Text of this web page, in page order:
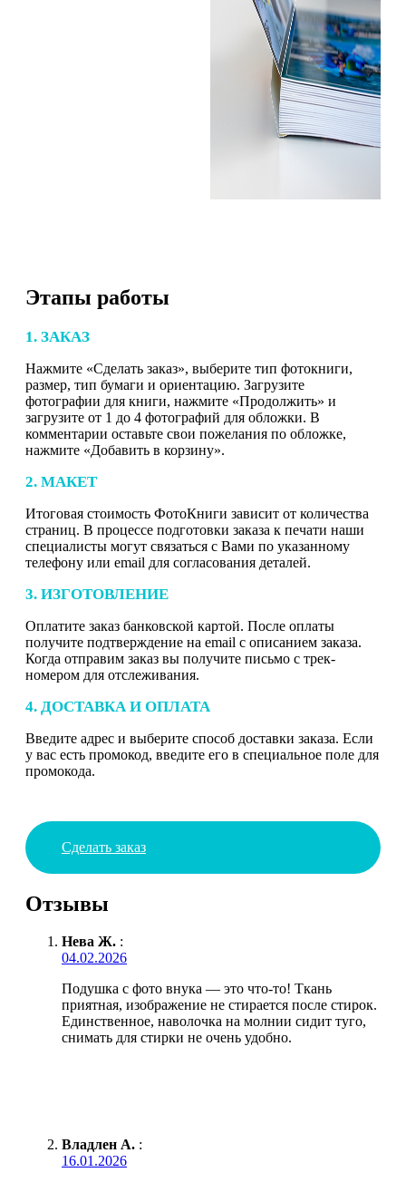
Этапы работы
1. ЗАКАЗ
Нажмите «Сделать заказ», выберите тип фотокниги,
размер, тип бумаги и ориентацию. Загрузите
фотографии для книги, нажмите «Продолжить» и
загрузите от 1 до 4 фотографий для обложки. В
комментарии оставьте свои пожелания по обложке,
нажмите «Добавить в корзину».
2. МАКЕТ
Итоговая стоимость ФотоКниги зависит от количества
страниц. В процессе подготовки заказа к печати наши
специалисты могут связаться с Вами по указанному
телефону или email для согласования деталей.
3. ИЗГОТОВЛЕНИЕ
Оплатите заказ банковской картой. После оплаты
получите подтверждение на email с описанием заказа.
Когда отправим заказ вы получите письмо с трек-
номером для отслеживания.
4. ДОСТАВКА И ОПЛАТА
Введите адрес и выберите способ доставки заказа. Если
у вас есть промокод, введите его в специальное поле для
промокода.
Сделать заказ
Отзывы
Нева Ж. :
04.02.2026
Подушка с фото внука — это что-то! Ткань
приятная, изображение не стирается после стирок.
Единственное, наволочка на молнии сидит туго,
снимать для стирки не очень удобно.
Владлен А. :
16.01.2026